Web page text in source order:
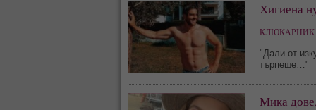
Хигиена
КЛЮКАРНИК
"Дали от
търпеше…"
Мика